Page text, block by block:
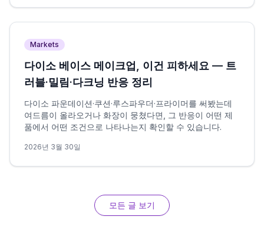
Markets
다이소 베이스 메이크업, 이건 피하세요 — 트
러블·밀림·다크닝 반응 정리
다이소 파운데이션·쿠션·루스파우더·프라이머를 써봤는데
여드름이 올라오거나 화장이 뭉쳤다면, 그 반응이 어떤 제
품에서 어떤 조건으로 나타나는지 확인할 수 있습니다.
2026년 3월 30일
모든 글 보기